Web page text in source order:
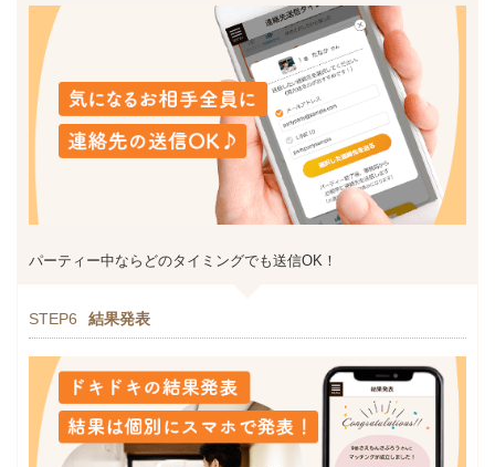
パーティー中ならどのタイミングでも送信OK！
STEP6 結果発表